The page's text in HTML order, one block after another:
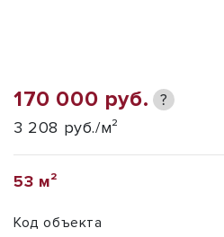
170 000 руб. ?
3 208 руб./м²
53 м²
Код объекта